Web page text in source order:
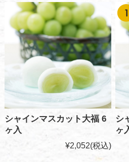
シャインマスカット大福 6
ヶ入
¥2,052(税込)
シ
ヶ